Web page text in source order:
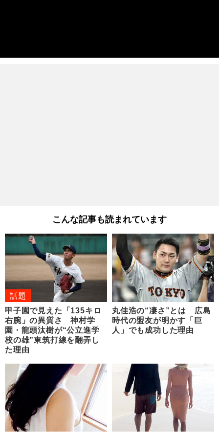
こんな記事も読まれています
話題
甲子園で見えた「135キロ
右腕」の異質さ 神村学
園・龍頭汰樹が“公立進学
校の雄”東筑打線を翻弄し
た理由
丸佳浩の“凄さ”とは 広島
時代の盟友が明かす「巨
人」でも成功した理由